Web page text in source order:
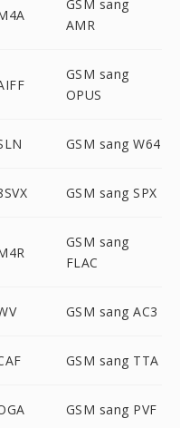
GSM sang
AMR
GSM sang
OPUS
GSM sang W64
GSM sang SPX
GSM sang
FLAC
GSM sang AC3
GSM sang TTA
GSM sang PVF